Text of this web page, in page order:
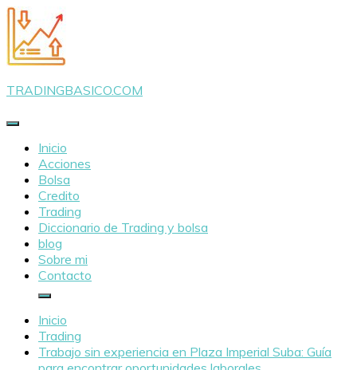
Saltar
al
contenido
TRADINGBASICO.COM
Inicio
Acciones
Bolsa
Credito
Trading
Diccionario de Trading y bolsa
blog
Sobre mi
Contacto
Inicio
Trading
Trabajo sin experiencia en Plaza Imperial Suba: Guía